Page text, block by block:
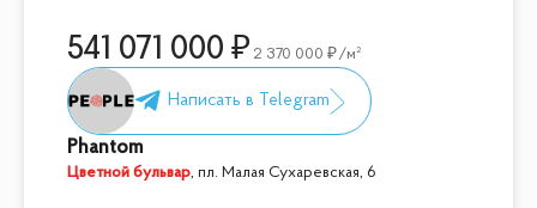
541 071 000 2 370 000 /м²
Phantom
Цветной бульвар,пл. Малая Сухаревская, 6